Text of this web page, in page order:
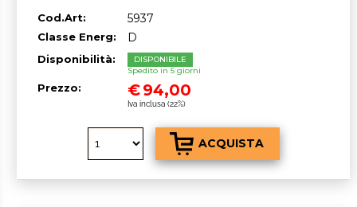
Cod.Art: 5937
Classe Energ: D
Disponibilità:
DISPONIBILE
Spedito in 5 giorni
Prezzo: €94,00
Iva inclusa (22%)